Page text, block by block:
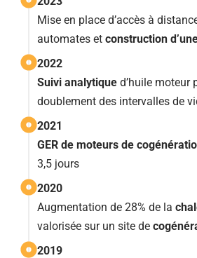
Mise en place d’accès à
automates et construction
2022
Suivi analytique d’huile moteur
doublement des intervalles de
2021
GER de moteurs de
3,5 jours
2020
Augmentation de 28% de la
valorisée sur un site de
2019